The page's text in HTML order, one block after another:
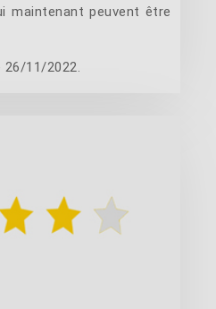
maintenant peuvent être
26/11/2022.